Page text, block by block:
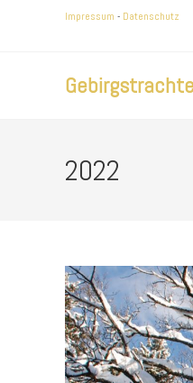
Impressum - Datenschutz
2022